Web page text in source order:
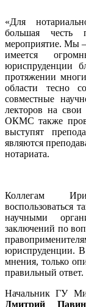
«Для
большая честь
мероприятие. Мы
имеется
юриспруденции
протяжении
области тесно
совместные
лекторов на
ОКМС также
выступят
являются
нотариата.
Коллегам
воспользоваться
научными
заключений по
юриспруденции. В
мнения, только
правильный ответ.
Начальник ГУ
Дмитрий Павин